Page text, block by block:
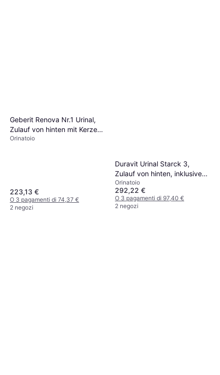
Geberit Renova Nr.1 Urinal,
Zulauf von hinten mit Kerze
235320
Orinatoio
223,13 €
O 3 pagamenti di 74,37 €
2 negozi
Duravit Urinal Starck 3,
Zulauf von hinten, inklusive
Spüldüse
Orinatoio
292,22 €
O 3 pagamenti di 97,40 €
2 negozi